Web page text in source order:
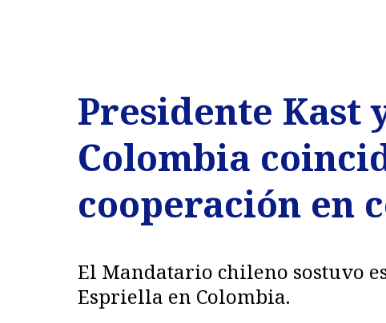
Presidente Kast
Colombia
cooperación en
El Mandatario chileno sostuvo
Espriella en Colombia.